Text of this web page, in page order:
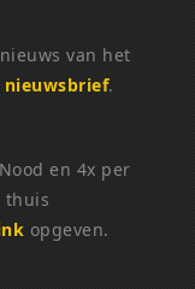
van het
nieuwsbrief.
en 4x per
thuis
opgeven.